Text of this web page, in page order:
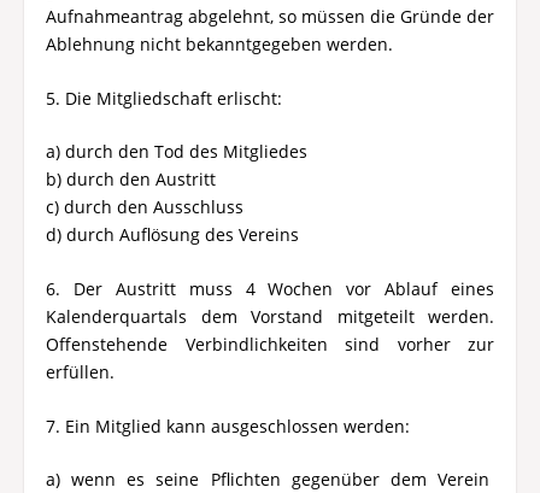
Aufnahmeantrag abgelehnt, so müssen die Gründe der
Ablehnung nicht bekanntgegeben werden.
5. Die Mitgliedschaft erlischt:
a) durch den Tod des Mitgliedes
b) durch den Austritt
c) durch den Ausschluss
d) durch Auflösung des Vereins
6. Der Austritt muss 4 Wochen vor Ablauf eines
Kalenderquartals dem Vorstand mitgeteilt werden.
Offenstehende Verbindlichkeiten sind vorher zur
erfüllen.
7. Ein Mitglied kann ausgeschlossen werden:
a) wenn es seine Pflichten gegenüber dem Verein